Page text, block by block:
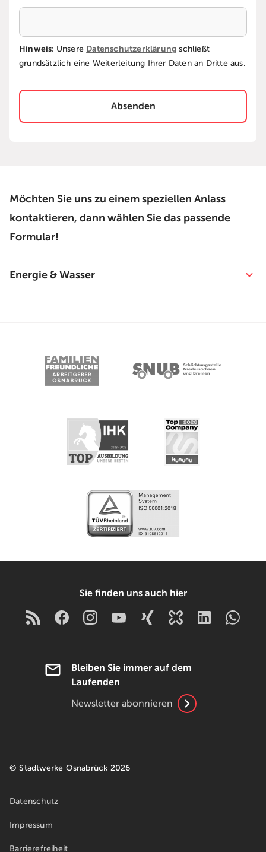
Hinweis: Unsere Datenschutzerklärung schließt
grundsätzlich eine Weiterleitung Ihrer Daten an Dritte aus.
Absenden
Möchten Sie uns zu einem speziellen Anlass
kontaktieren, dann wählen Sie das passende
Formular!
Energie & Wasser
Sie finden uns auch hier
Bleiben Sie immer auf dem
Laufenden
Newsletter abonnieren
© Stadtwerke Osnabrück 2026
Datenschutz
Impressum
Barrierefreiheit